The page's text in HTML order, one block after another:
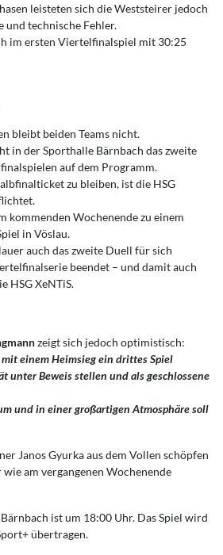
leisteten sich die Weststeirer jedoch
und technische Fehler.
im ersten Viertelfinalspiel mit 30:25
bleibt beiden Teams nicht.
in der Sporthalle Bärnbach das zweite
auf dem Programm.
zu bleiben, ist die HSG
kommenden Wochenende zu einem
in Vöslau.
auch das zweite Duell für sich
beendet – und damit auch
HSG XeNTiS.
zeigt sich jedoch optimistisch:
einem Heimsieg ein drittes Spiel
unter Beweis stellen und als geschlossene
und in einer großartigen Atmosphäre soll
Janos Gyurka aus dem Vollen schöpfen
am vergangenen Wochenende
ist um 18:00 Uhr. Das Spiel wird
übertragen.